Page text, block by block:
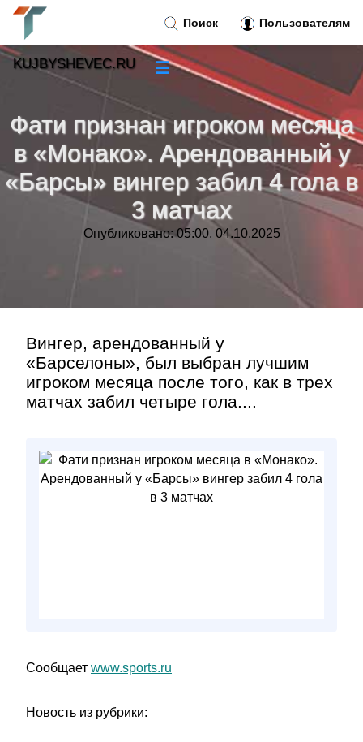
Фати признан игроком месяца
в «Монако». Арендованный у
«Барсы» вингер забил 4 гола в
3 матчах
Опубликовано: 05:00, 04.10.2025
Вингер, арендованный у
«Барселоны», был выбран лучшим
игроком месяца после того, как в трех
матчах забил четыре гола....
Сообщает www.sports.ru
Новость из рубрики:
Поиск Пользователям
KUJBYSHEVEC.RU ☰
Новости
Тренды новостей»
Рубрики »
»